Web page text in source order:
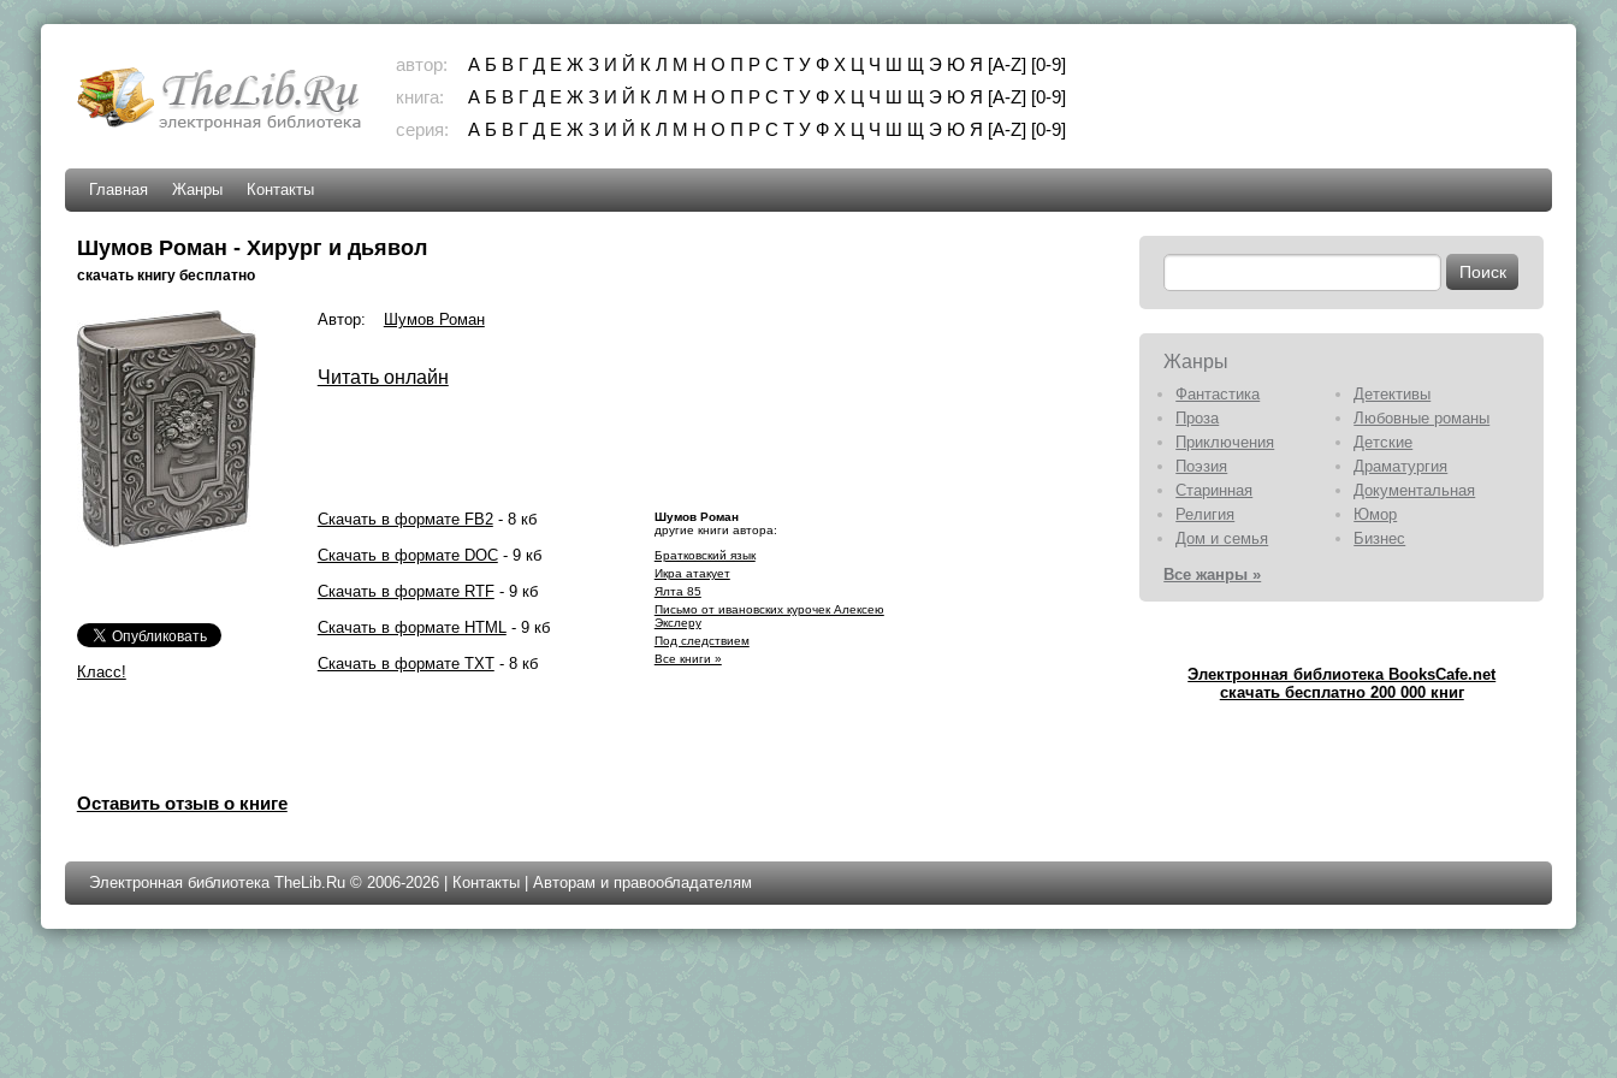
автор: А Б В Г Д Е Ж З И Й К Л М Н О П Р С Т У Ф Х Ц Ч Ш Щ Э Ю Я [A-Z] [0-9]
книга:
А Б В Г Д Е Ж З И Й К Л М Н О П Р С Т У Ф Х Ц Ч Ш Щ Э Ю Я [A-Z] [0-9]
серия:
А Б В Г Д Е Ж З И Й К Л М Н О П Р С Т У Ф Х Ц Ч Ш Щ Э Ю Я [A-Z] [0-9]
Главная Жанры Контакты
Шумов Роман - Хирург и дьявол
скачать книгу бесплатно
Класс!
Автор: Шумов Роман
Читать онлайн
Скачать в формате FB2- 8 кб
Скачать в формате DOC- 9 кб
Скачать в формате RTF- 9 кб
Скачать в формате HTML- 9 кб
Скачать в формате TXT- 8 кб
Шумов Роман
другие книги автора:
Братковский язык
Икра атакует
Ялта 85
Письмо от ивановских курочек Алексею
Экслеру
Под следствием
Все книги »
Оставить отзыв о книге
Жанры
Фантастика
Детективы
Проза
Любовные романы
Приключения
Детские
Поэзия
Драматургия
Старинная
Документальная
Религия
Юмор
Дом и семья
Бизнес
Все жанры »
Электронная библиотека BooksCafe.net
скачать бесплатно 200 000 книг
Электронная библиотека TheLib.Ru © 2006-2026 | Контакты| Авторам и правообладателям